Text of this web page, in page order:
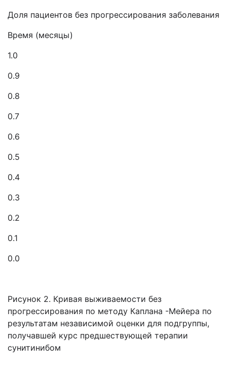
Доля пациентов без прогрессирования заболевания
Время (месяцы)
1.0
0.9
0.8
0.7
0.6
0.5
0.4
0.3
0.2
0.1
0.0
Рисунок 2. Кривая выживаемости без
прогрессирования по методу Каплана -Мейера по
результатам независимой оценки для подгруппы,
получавшей курс предшествующей терапии
сунитинибом